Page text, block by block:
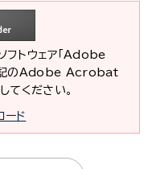
トウェア「Adobe
記のAdobe Acrobat
てください。
ド